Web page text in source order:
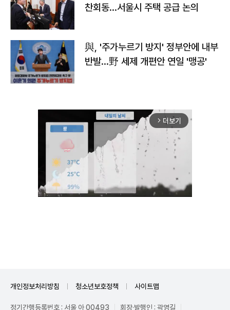
찬회동...서울시 주택 공급 논의
與, '주가누르기 방지' 정부안에 내부
반발…野 세제 개편안 연일 '맹공'
arrow_forward_ios 더보기
개인정보처리방침 청소년보호정책 사이트맵
정기간행등록번호 : 서울 아 00493 회장·발행인 : 곽영길